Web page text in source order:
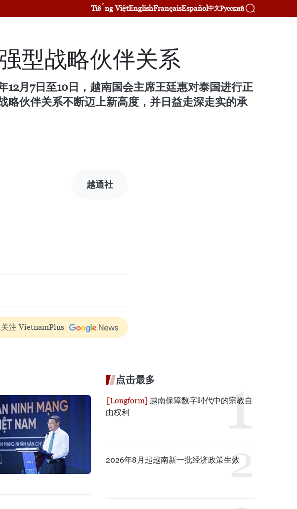
Tiếng ViệtEnglishFrançaisEspañol中文Русский
型战略伙伴关系
12月7日至10日，越南国会主席王廷惠对泰国进行正
略伙伴关系不断迈上新高度，并日益走深走实的承
越通社
关注 VietnamPlus
点击最多
越南保障数字时代中的宗教自
由权利
2026年8月起越南新一批经济政策生效